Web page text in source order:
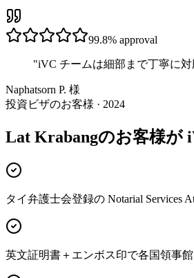
99.8% approval
"iVC チームは細部まで丁寧に
Naphatsorn P. 様
投資ビザのお客様 · 2024
Lat Krabangのお客様が
タイ弁護士会登録の Notarial Services
英文証明書＋エンボス印で各国領事